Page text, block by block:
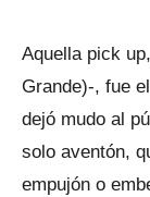
Aquella pick
Grande)-, fue
dejó mudo al
solo aventón,
empujón o